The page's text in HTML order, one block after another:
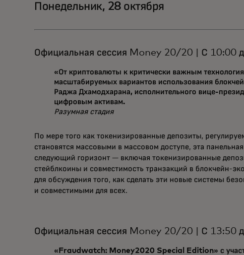
Понедельник, 28 октября
Официальная сессия Money 20/20 | С 10:00
«От криптовалюты к критически важным
масштабируемых вариантов использования
Раджа Дхамодхарана, исполнительного вице-
цифровым активам.
Разумная стадия
По мере того как токенизированные депозиты,
становятся массовыми в массовом доступе, эта
следующий горизонт — включая токенизированные
стейблкоины и совместимость транзакций в блокчейн-
для обсуждения того, как сделать эти новые системы
и совместимыми для всех.
Официальная сессия Money 20/20 | С 13:50
«Fraudwatch: Money2020 Special Edition» с